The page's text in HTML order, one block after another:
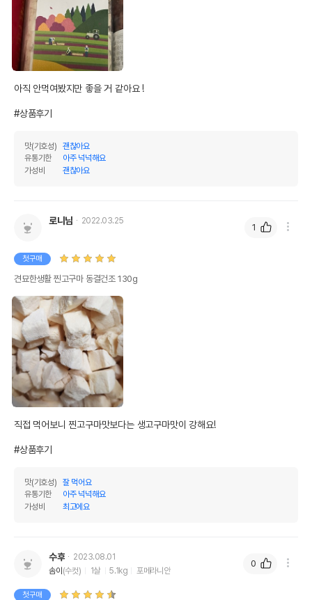
아직 안먹여봤지만 좋을 거 같아요 !
#상품후기
맛(기호성)
괜찮아요
유통기한
아주 넉넉해요
가성비
괜찮아요
로니님 2022.03.25
첫구매
견묘한생활 찐고구마 동결건조 130g
직접 먹어보니 찐고구마맛보다는 생고구마맛이 강해요!
#상품후기
맛(기호성)
잘 먹어요
유통기한
아주 넉넉해요
가성비
최고에요
1
수후
2023.08.01
솜이(수컷) 1살 5.1kg 포메라니안
첫구매
0